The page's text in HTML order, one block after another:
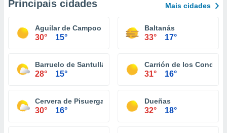
Principais cidades Mais cidades
Aguilar de Campoo
30° 15°
Baltanás
33° 17°
Barruelo de Santullán
28° 15°
Carrión de los Condes
31° 16°
Cervera de Pisuerga
30° 16°
Dueñas
32° 18°